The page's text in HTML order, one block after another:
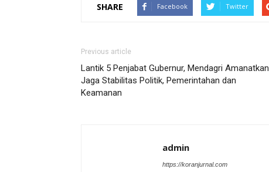
SHARE Facebook Twitter
Previous article
Lantik 5 Penjabat Gubernur, Mendagri Amanatkan
Jaga Stabilitas Politik, Pemerintahan dan
Keamanan
admin
https://koranjurnal.com